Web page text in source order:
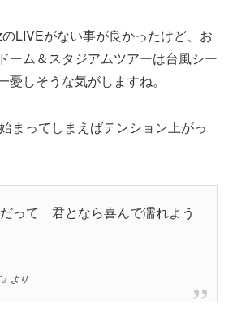
LIVEがない事が良かったけど、お
ーム＆スタジアムツアーは台風シー
憂しそうな気がしますね。
まってしまえばテンション上がっ
って 君となら喜んで濡れよう
より